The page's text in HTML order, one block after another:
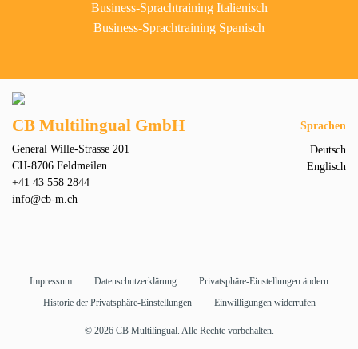
Business-Sprachtraining Italienisch
Business-Sprachtraining Spanisch
CB Multilingual GmbH
General Wille-Strasse 201
CH-8706 Feldmeilen
+41 43 558 2844
info@cb-m.ch
Sprachen
Deutsch
Englisch
Impressum Datenschutzerklärung
Privatsphäre-Einstellungen ändern
Historie der Privatsphäre-Einstellungen
Einwilligungen widerrufen
© 2026 CB Multilingual. Alle Rechte vorbehalten.